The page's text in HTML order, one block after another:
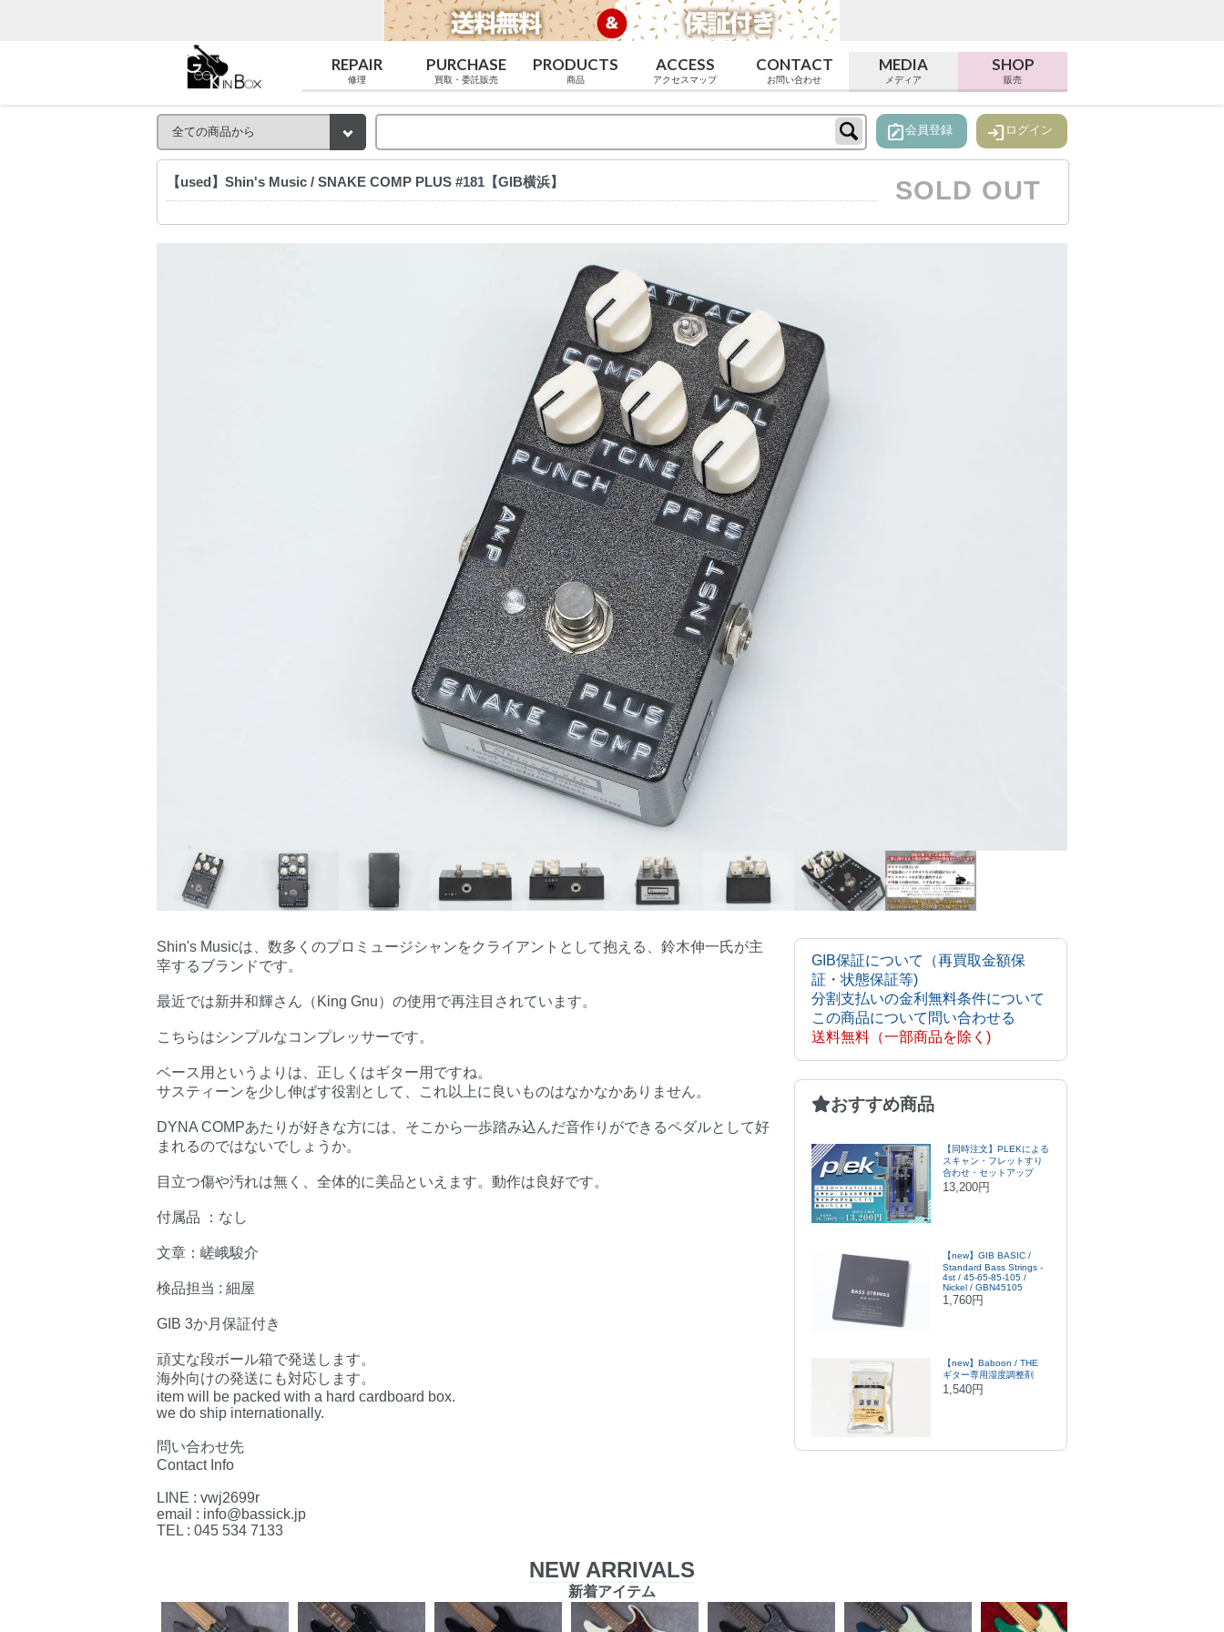
REPAIR
修理
PURCHASE
買取・委託販売
PRODUCTS
商品
ACCESS
アクセスマップ
CONTACT
お問い合わせ
MEDIA
メディア
SHOP
販売
note_alt会員登録 login ログイン
【used】Shin's Music / SNAKE COMP PLUS #181【GIB横浜】 SOLD OUT
Shin's Musicは、数多くのプロミュージシャンをクライアントとして抱える、鈴木伸一氏が主
宰するブランドです。
最近では新井和輝さん（King Gnu）の使用で再注目されています。
こちらはシンプルなコンプレッサーです。
ベース用というよりは、正しくはギター用ですね。
サスティーンを少し伸ばす役割として、これ以上に良いものはなかなかありません。
DYNA COMPあたりが好きな方には、そこから一歩踏み込んだ音作りができるペダルとして好
まれるのではないでしょうか。
目立つ傷や汚れは無く、全体的に美品といえます。動作は良好です。
付属品 ：なし
文章：嵯峨駿介
検品担当 : 細屋
GIB 3か月保証付き
頑丈な段ボール箱で発送します。
海外向けの発送にも対応します。
item will be packed with a hard cardboard box.
we do ship internationally.
問い合わせ先
Contact Info
LINE : vwj2699r
email : info@bassick.jp
TEL : 045 534 7133
GIB保証について（再買取金額保
証・状態保証等)
分割支払いの金利無料条件について
この商品について問い合わせる
送料無料（一部商品を除く)
おすすめ商品
【同時注文】PLEKによる
スキャン・フレットすり
合わせ・セットアップ
13,200円
【new】GIB BASIC /
Standard Bass Strings -
4st / 45-65-85-105 /
Nickel / GBN45105
1,760円
【new】Baboon / THE
ギター専用湿度調整剤
1,540円
NEW ARRIVALS
新着アイテム